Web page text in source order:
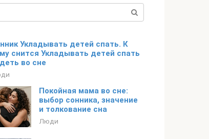
Укладывать детей спать. К
снится Укладывать детей спать
во сне
Покойная мама во сне:
выбор сонника, значение
и толкование сна
Люди